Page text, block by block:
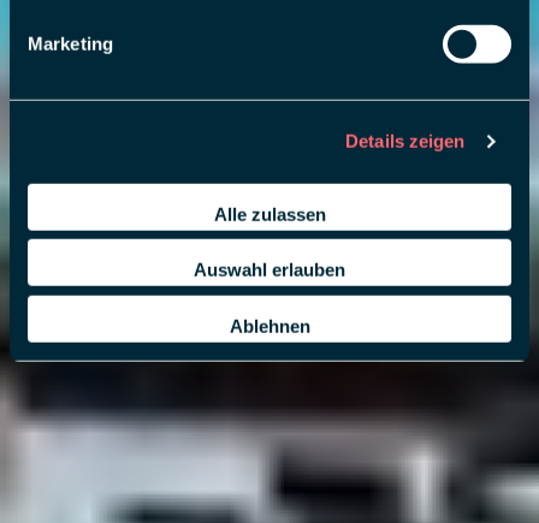
Marketing
Details zeigen
Alle zulassen
Auswahl erlauben
Ablehnen